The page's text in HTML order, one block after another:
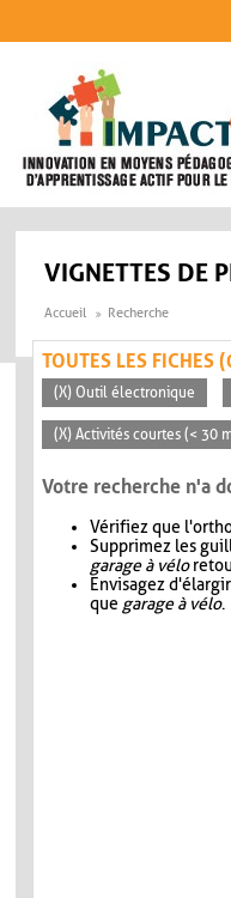
VIGNETTES DE
Accueil Recherche
TOUTES LES FICHES
(X) Outil électronique
(X) Activités courtes (< 30
Votre recherche n'a
Vérifiez que
Supprimez les
garage à vélo
Envisagez
que garage à vélo.